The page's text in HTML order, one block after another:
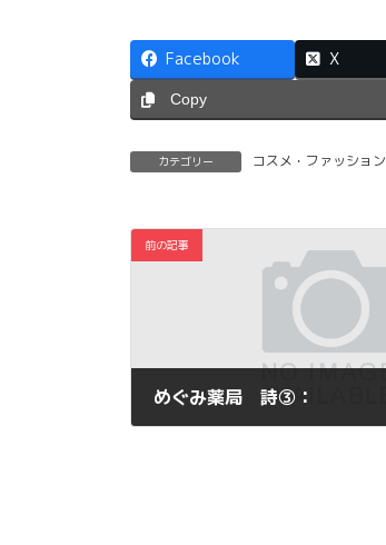
Facebook X
Copy
カテゴリー コスメ・ファッション
前の記事
めぐみ薬局 詩③：